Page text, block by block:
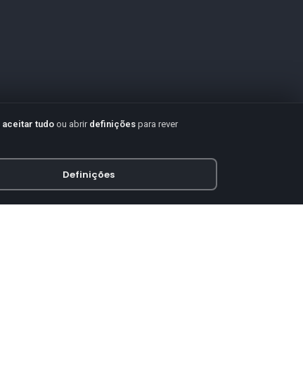
aceitar tudo ou abrir definições para rever
Definições